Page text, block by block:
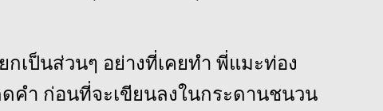
เป็นส่วนๆ อย่างที่เคยทำ พี่แมะท่อง
คำ ก่อนที่จะเขียนลงในกระดานชนวน